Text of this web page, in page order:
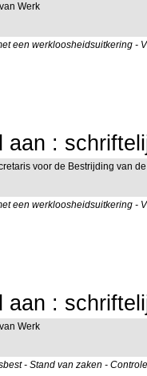
Werk
een werkloosheidsuitkering -
aan :
voor de Bestrijding van
een werkloosheidsuitkering -
aan :
Werk
- Stand van zaken -